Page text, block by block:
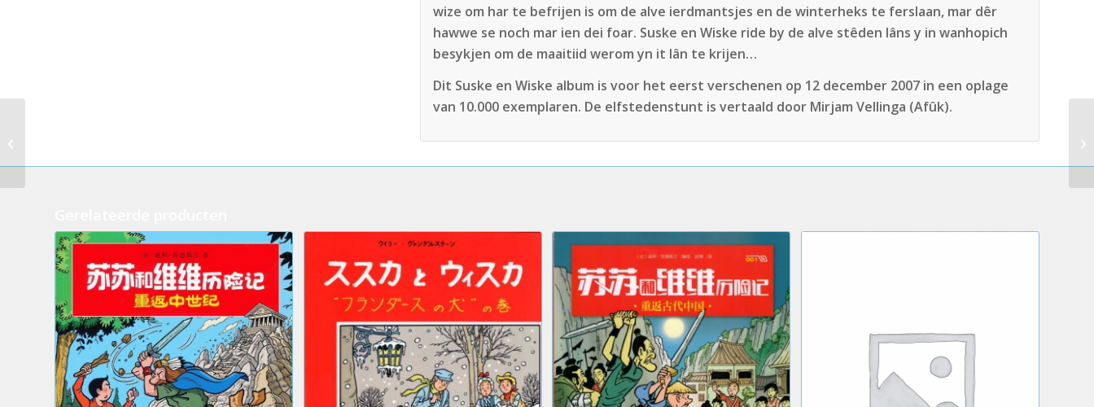
wize om har te befrijen is om de alve ierdmantsjes en de winterheks te ferslaan, mar dêr
hawwe se noch mar ien dei foar. Suske en Wiske ride by de alve stêden lâns y in wanhopich
besykjen om de maaitiid werom yn it lân te krijen…
Dit Suske en Wiske album is voor het eerst verschenen op 12 december 2007 in een oplage
van 10.000 exemplaren. De elfstedenstunt is vertaald door Mirjam Vellinga (Afûk).
Mars (Lectura...